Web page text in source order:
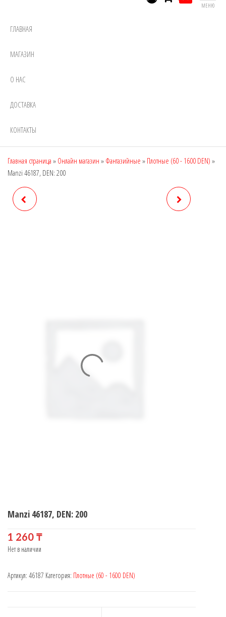
МЕНЮ
ГЛАВНАЯ
МАГАЗИН
О НАС
ДОСТАВКА
КОНТАКТЫ
Главная страница » Онлайн магазин » Фантазийные » Плотные (60 - 1600 DEN) »
Manzi 46187, DEN: 200
Manzi 46187, DEN: 200
1 260 ₸
Нет в наличии
Артикул: 46187 Категория: Плотные (60 - 1600 DEN)